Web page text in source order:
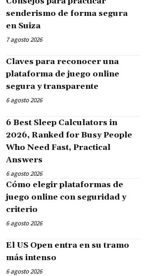
senderismo de forma segura
en Suiza
7 agosto 2026
Claves para reconocer una
plataforma de juego online
segura y transparente
6 agosto 2026
6 Best Sleep Calculators in
2026, Ranked for Busy People
Who Need Fast, Practical
Answers
6 agosto 2026
Cómo elegir plataformas de
juego online con seguridad y
criterio
6 agosto 2026
El US Open entra en su tramo
más intenso
6 agosto 2026